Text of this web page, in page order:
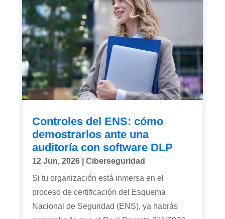
Controles del ENS: cómo
demostrarlos ante una
auditoría con software DLP
12 Jun, 2026| Ciberseguridad
Si tu organización está inmersa en el
proceso de certificación del Esquema
Nacional de Seguridad (ENS), ya habrás